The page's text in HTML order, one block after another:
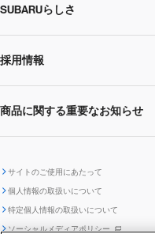
事業所・関係会社
企業・経営
IRライブラリー
株主・投資家サポート
IRカレンダー
ディスクロージャー
サステナビリティトップ
CEOサステナビリティ
環境
ガバナンス
SUBARUらしさ
SUBARUらしさトップ
SUBARUびと
SUBARUデザイン
採用情報
採用情報トップ
SUBARU Lab採用（中途）
商品に関する重要なお知らせ
SUBARU ハイブリッド車 レスキュ
ー時の取扱い
サイトのご使用にあたって
個人情報の取扱いについて
特定個人情報の取扱いについて
ソーシャルメディアポリシー